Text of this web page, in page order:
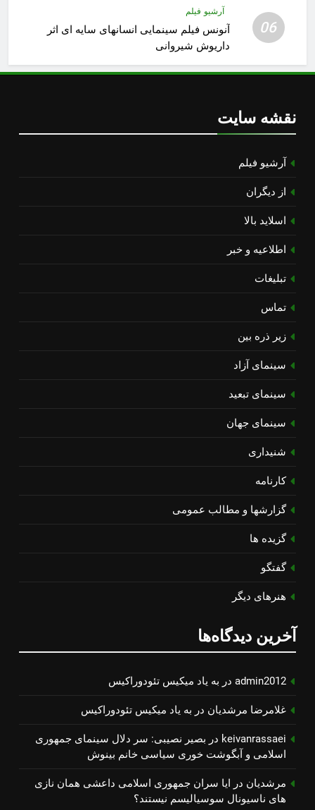
06
آرشیو فیلم
آنونس فیلم سینمایی انسانهای سایه ای اثر
داریوش شیروانی
نقشه سایت
آرشیو فیلم
از دیگران
اسلاید بالا
اطلاعیه و خبر
تبلیغات
تماس
زیر ذره بین
سینمای آزاد
سینمای تبعید
سینمای جهان
شنیداری
کارنامه
گزارشها و مطالب عمومی
گزیده ها
گفتگو
هنرهای دیگر
آخرین دیدگاه‌ها
admin2012 در به یاد میكیس تئودوراكیس
غلامرضا مرشدیان در به یاد میكیس تئودوراكیس
keivanrassaei در بصیر نصیبی: سر دلال سینمای جمهوری
اسلامی و آبگوشت خوری سیاسی خانم بینوش
مرشدیان در ایا سران جمهوری اسلامی داعشی همان نازی
های ناسیونال سوسیالیسم نیستند؟